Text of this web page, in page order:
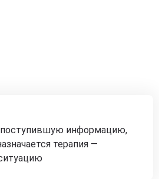
поступившую информацию,
терапия —